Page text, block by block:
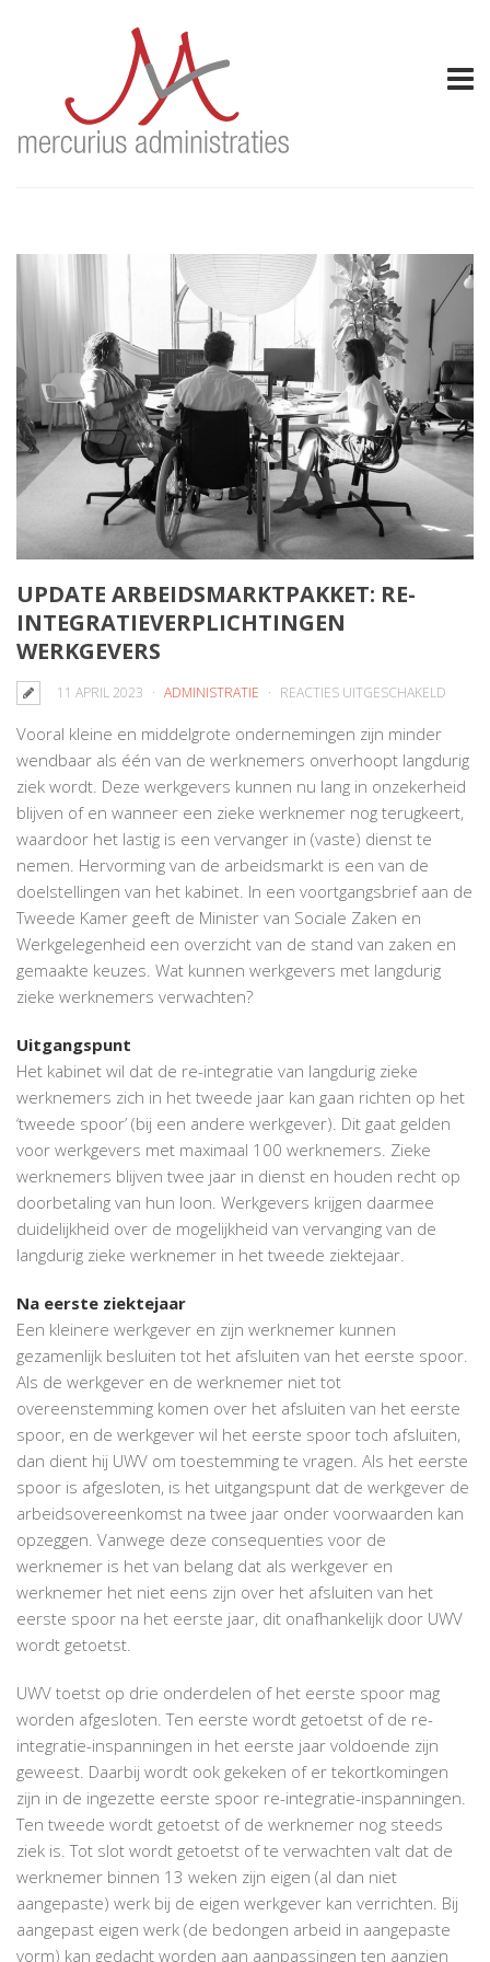
UPDATE ARBEIDSMARKTPAKKET: RE-
INTEGRATIEVERPLICHTINGEN
WERKGEVERS
11 APRIL 2023 ADMINISTRATIE REACTIES UITGESCHAKELD
RE-
Vooral kleine en middelgrote ondernemingen zijn minder
wendbaar als één van de werknemers onverhoopt langdurig
ziek wordt. Deze werkgevers kunnen nu lang in onzekerheid
blijven of en wanneer een zieke werknemer nog terugkeert,
waardoor het lastig is een vervanger in (vaste) dienst te
nemen. Hervorming van de arbeidsmarkt is een van de
doelstellingen van het kabinet. In een voortgangsbrief aan de
Tweede Kamer geeft de Minister van Sociale Zaken en
Werkgelegenheid een overzicht van de stand van zaken en
gemaakte keuzes. Wat kunnen werkgevers met langdurig
zieke werknemers verwachten?
Uitgangspunt
Het kabinet wil dat de re-integratie van langdurig zieke
werknemers zich in het tweede jaar kan gaan richten op het
‘tweede spoor’ (bij een andere werkgever). Dit gaat gelden
voor werkgevers met maximaal 100 werknemers. Zieke
werknemers blijven twee jaar in dienst en houden recht op
doorbetaling van hun loon. Werkgevers krijgen daarmee
duidelijkheid over de mogelijkheid van vervanging van de
langdurig zieke werknemer in het tweede ziektejaar.
Na eerste ziektejaar
Een kleinere werkgever en zijn werknemer kunnen
gezamenlijk besluiten tot het afsluiten van het eerste spoor.
Als de werkgever en de werknemer niet tot
overeenstemming komen over het afsluiten van het eerste
spoor, en de werkgever wil het eerste spoor toch afsluiten,
dan dient hij UWV om toestemming te vragen. Als het eerste
spoor is afgesloten, is het uitgangspunt dat de werkgever de
arbeidsovereenkomst na twee jaar onder voorwaarden kan
opzeggen. Vanwege deze consequenties voor de
werknemer is het van belang dat als werkgever en
werknemer het niet eens zijn over het afsluiten van het
eerste spoor na het eerste jaar, dit onafhankelijk door UWV
wordt getoetst.
UWV toetst op drie onderdelen of het eerste spoor mag
worden afgesloten. Ten eerste wordt getoetst of de re-
integratie-inspanningen in het eerste jaar voldoende zijn
geweest. Daarbij wordt ook gekeken of er tekortkomingen
zijn in de ingezette eerste spoor re-integratie-inspanningen.
Ten tweede wordt getoetst of de werknemer nog steeds
ziek is. Tot slot wordt getoetst of te verwachten valt dat de
werknemer binnen 13 weken zijn eigen (al dan niet
aangepaste) werk bij de eigen werkgever kan verrichten. Bij
aangepast eigen werk (de bedongen arbeid in aangepaste
vorm) kan gedacht worden aan aanpassingen ten aanzien